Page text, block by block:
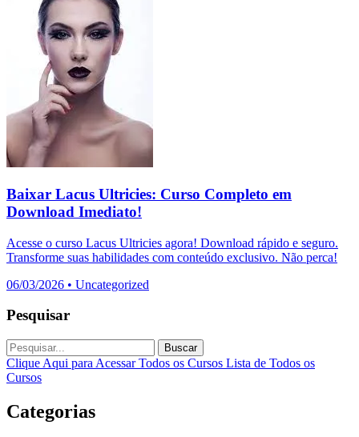
Baixar Lacus Ultricies: Curso Completo em
Download Imediato!
Acesse o curso Lacus Ultricies agora! Download rápido e seguro.
Transforme suas habilidades com conteúdo exclusivo. Não perca!
06/03/2026 • Uncategorized
Pesquisar
Buscar
Clique Aqui para Acessar Todos os Cursos Lista de Todos os
Cursos
Categorias